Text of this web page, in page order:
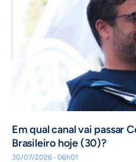
Em qual canal vai passar
Brasileiro hoje (30)?
30/07/2026 · 06h01